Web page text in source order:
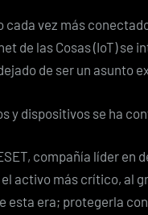
cada vez más
de las Cosas (IoT) se
de ser un asunto
y dispositivos se ha
compañía líder en
activo más crítico, al
esta era; protegerla